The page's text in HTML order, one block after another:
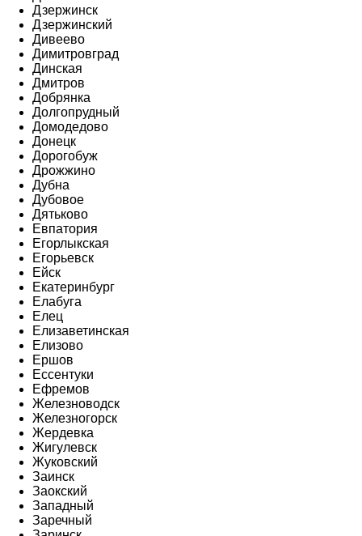
Дзержинск
Дзержинский
Дивеево
Димитровград
Динская
Дмитров
Добрянка
Долгопрудный
Домодедово
Донецк
Дорогобуж
Дрожжино
Дубна
Дубовое
Дятьково
Евпатория
Егорлыкская
Егорьевск
Ейск
Екатеринбург
Елабуга
Елец
Елизаветинская
Елизово
Ершов
Ессентуки
Ефремов
Железноводск
Железногорск
Жердевка
Жигулевск
Жуковский
Заинск
Заокский
Западный
Заречный